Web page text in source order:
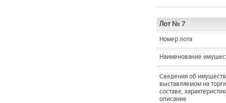
Лот № 7
Номер лота
Наименование
Cведения об
выставляемом на
составе,
описание